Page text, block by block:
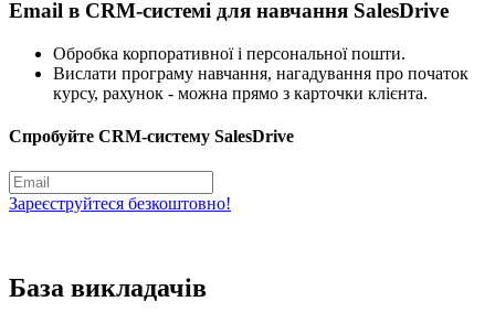
Email в CRM-системі для навчання SalesDrive
Обробка корпоративної і персональної пошти.
Вислати програму навчання, нагадування про початок
курсу, рахунок - можна прямо з карточки клієнта.
Спробуйте CRM-систему SalesDrive
Зареєструйтеся безкоштовно!
База викладачів